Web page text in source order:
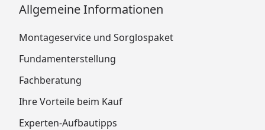
Allgemeine Informationen
Montageservice und Sorglospaket
Fundamenterstellung
Fachberatung
Ihre Vorteile beim Kauf
Experten-Aufbautipps